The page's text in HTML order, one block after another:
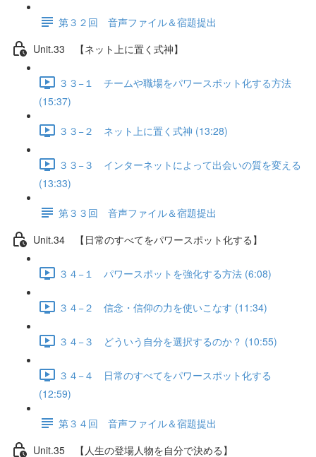
第３２回 音声ファイル＆宿題提出
Unit.33 【ネット上に置く式神】
３３−１ チームや職場をパワースポット化する方法
(15:37)
３３−２ ネット上に置く式神 (13:28)
３３−３ インターネットによって出会いの質を変える
(13:33)
第３３回 音声ファイル＆宿題提出
Unit.34 【日常のすべてをパワースポット化する】
３４−１ パワースポットを強化する方法 (6:08)
３４−２ 信念・信仰の力を使いこなす (11:34)
３４−３ どういう自分を選択するのか？ (10:55)
３４−４ 日常のすべてをパワースポット化する
(12:59)
第３４回 音声ファイル＆宿題提出
Unit.35 【人生の登場人物を自分で決める】